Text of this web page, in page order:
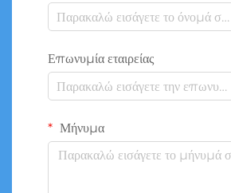
Επωνυμία εταιρείας
Μήνυμα